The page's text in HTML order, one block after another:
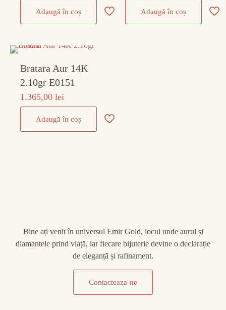
Adaugă în coș Adaugă în coș
Bratara Aur 14K
2.10gr E0151
1.365,00lei
Adaugă în coș
Bine ați venit în universul Emir Gold, locul unde aurul și
diamantele prind viață, iar fiecare bijuterie devine o declarație
de eleganță și rafinament.
Contacteaza-ne